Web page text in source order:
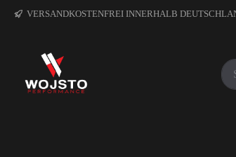
VERSANDKOSTENFREI INNERHALB